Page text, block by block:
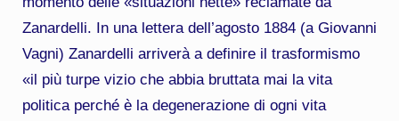
Zanardelli. In una lettera dell’agosto 1884 (a Giovanni
Vagni) Zanardelli arriverà a definire il trasformismo
«il più turpe vizio che abbia bruttata mai la vita
politica perché è la degenerazione di ogni vita